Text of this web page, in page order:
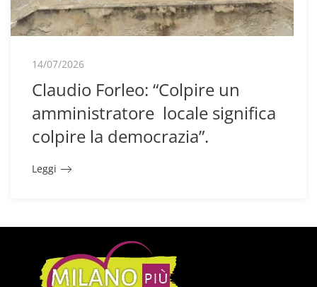
14/07/2026
Claudio Forleo: “Colpire un
amministratore locale significa
colpire la democrazia”.
Leggi